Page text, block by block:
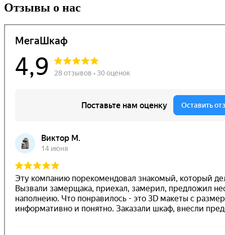
Отзывы о нас